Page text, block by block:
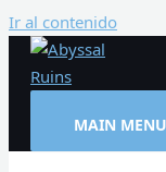
Ir al contenido
MAIN MENU